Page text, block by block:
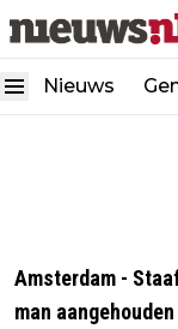
Nieuws
Amsterdam -
man aangehouden